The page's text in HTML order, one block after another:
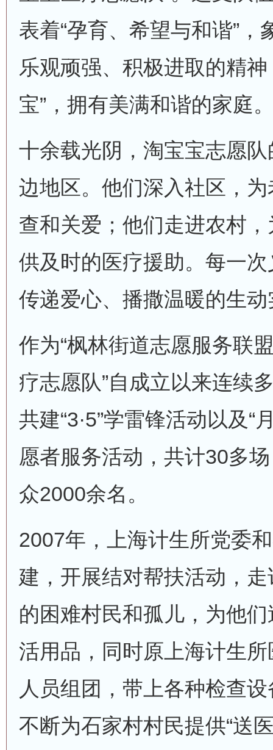
表着“孕育、希望与和谐”
乐观顽强、积极进取的精
宝”，拥有美满和谐的家庭
十余载光阴，淘宝宝志愿
边地区。他们深入社区，
查和关爱；他们走进农村
供及时的医疗援助。每一
传递爱心、播撒温暖的生
作为“枫林街道志愿服务联
疗志愿队”自成立以来连续
共建“3·5”学雷锋活动以及“
愿者服务活动，共计30多
众2000余名。
2007年，上海计生所党委
建，开展结对帮扶活动，
的困难村民和孤儿，为他
活用品，同时原上海计生
人员组团，带上各种检查
不断为石家村村民提供“送